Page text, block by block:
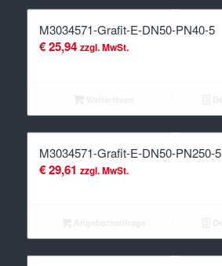
M3034571-Grafit-E-DN50-PN40-5
€25,94 zzgl. MwSt.
M3034571-Grafit-E-DN50-PN250-5
€29,61 zzgl. MwSt.